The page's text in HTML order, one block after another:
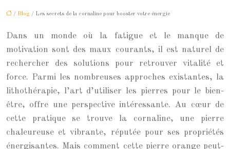
/ Blog / Les secrets de la cornaline pour booster votre énergie
Dans un monde où la fatigue et le manque de
motivation sont des maux courants, il est naturel de
rechercher des solutions pour retrouver vitalité et
force. Parmi les nombreuses approches existantes, la
lithothérapie, l’art d’utiliser les pierres pour le bien-
être, offre une perspective intéressante. Au cœur de
cette pratique se trouve la cornaline, une pierre
chaleureuse et vibrante, réputée pour ses propriétés
énergisantes. Mais comment cette pierre orange peut-